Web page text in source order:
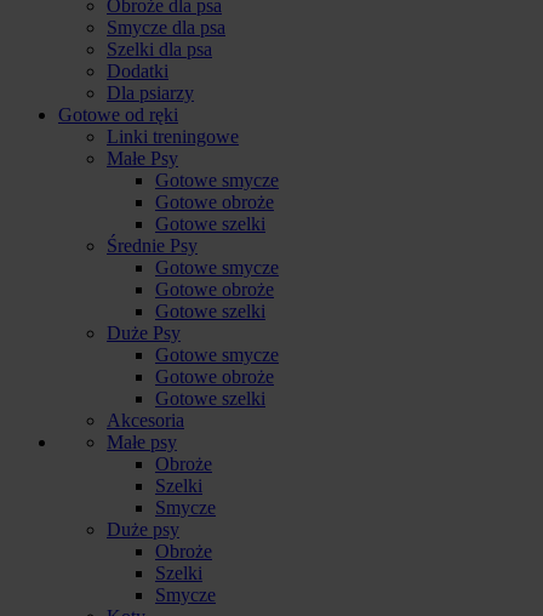
Obroże dla psa
Smycze dla psa
Szelki dla psa
Dodatki
Dla psiarzy
Gotowe od ręki
Linki treningowe
Małe Psy
Gotowe smycze
Gotowe obroże
Gotowe szelki
Średnie Psy
Gotowe smycze
Gotowe obroże
Gotowe szelki
Duże Psy
Gotowe smycze
Gotowe obroże
Gotowe szelki
Akcesoria
Małe psy
Obroże
Szelki
Smycze
Duże psy
Obroże
Szelki
Smycze